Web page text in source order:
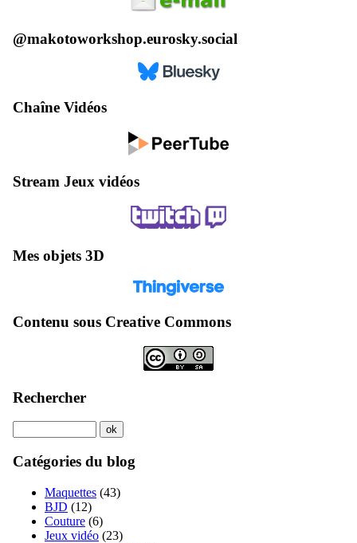
@makotoworkshop.eurosky.social
Chaîne Vidéos
Stream Jeux vidéos
Mes objets 3D
Contenu sous Creative Commons
Rechercher
Catégories du blog
Maquettes (43)
BJD (12)
Couture (6)
Jeux vidéo (23)